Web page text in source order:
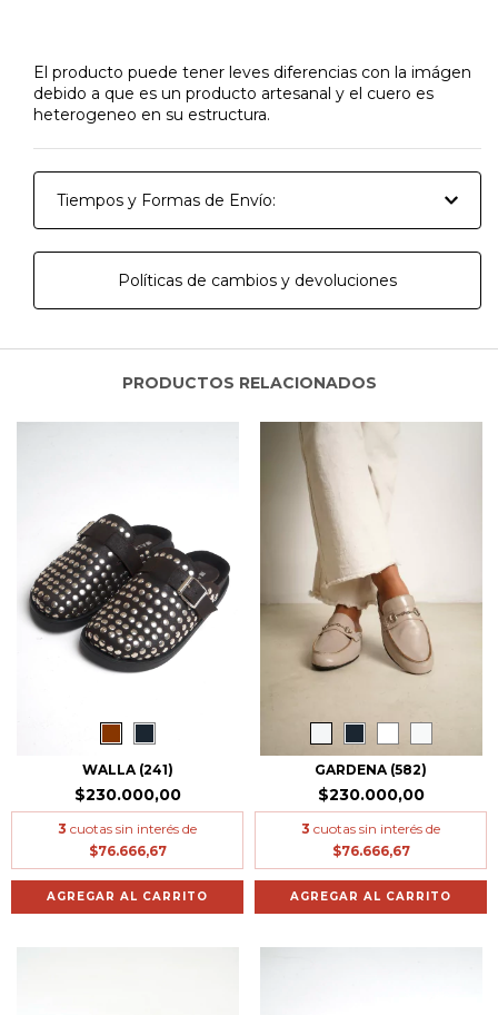
El producto puede tener leves diferencias con la imágen
debido a que es un producto artesanal y el cuero es
heterogeneo en su estructura.
Tiempos y Formas de Envío:
Políticas de cambios y devoluciones
PRODUCTOS RELACIONADOS
WALLA (241)
$230.000,00
3 cuotas sin interés de
$76.666,67
AGREGAR AL CARRITO
GARDENA (582)
$230.000,00
3 cuotas sin interés de
$76.666,67
AGREGAR AL CARRITO